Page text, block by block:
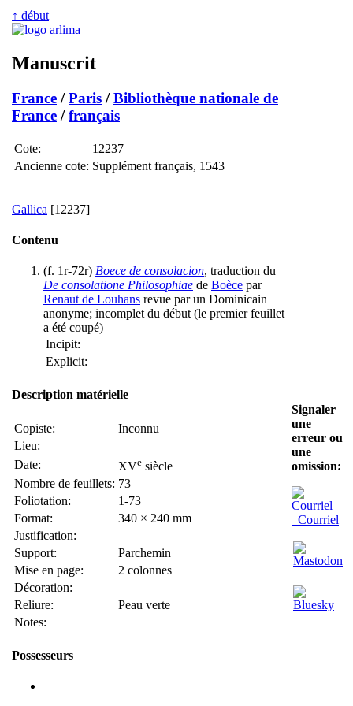
↑ début
Manuscrit
France /Paris /Bibliothèque nationale de
France /français
Cote:
12237
Ancienne cote: Supplément français, 1543
Gallica [12237]
Contenu
(f. 1r-72r) Boece de consolacion, traduction du
De consolatione Philosophiae de Boèce par
Renaut de Louhans revue par un Dominicain
anonyme; incomplet du début (le premier feuillet
a été coupé)
Incipit:
Explicit:
Description matérielle
Copiste:
Inconnu
Lieu:
Date:
XVe siècle
Nombre de feuillets: 73
Foliotation:
1-73
Format:
340 × 240 mm
Justification:
Support:
Parchemin
Mise en page:
2 colonnes
Décoration:
Reliure:
Peau verte
Notes:
Possesseurs
Signaler
une
erreur ou
une
omission:
Courriel